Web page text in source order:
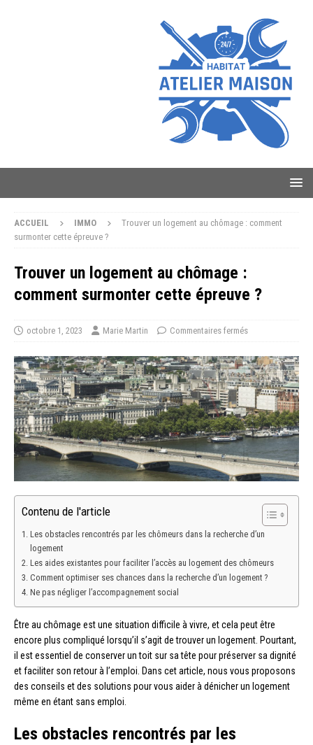
ACCUEIL IMMO
Trouver un logement au chômage : comment
surmonter cette épreuve ?
Trouver un logement au chômage :
comment surmonter cette épreuve ?
octobre 1, 2023 Marie Martin Commentaires fermés
Contenu de l'article
Les obstacles rencontrés par les chômeurs dans la recherche d’un
logement
Les aides existantes pour faciliter l’accès au logement des chômeurs
Comment optimiser ses chances dans la recherche d’un logement ?
Ne pas négliger l’accompagnement social
Être au chômage est une situation difficile à vivre, et cela peut être
encore plus compliqué lorsqu’il s’agit de trouver un logement. Pourtant,
il est essentiel de conserver un toit sur sa tête pour préserver sa dignité
et faciliter son retour à l’emploi. Dans cet article, nous vous proposons
des conseils et des solutions pour vous aider à dénicher un logement
même en étant sans emploi.
Les obstacles rencontrés par les